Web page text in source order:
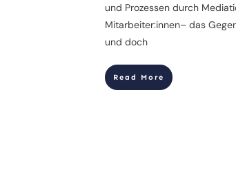
und Prozessen durch
Mitarbeiter:innen– das
und doch
Read More